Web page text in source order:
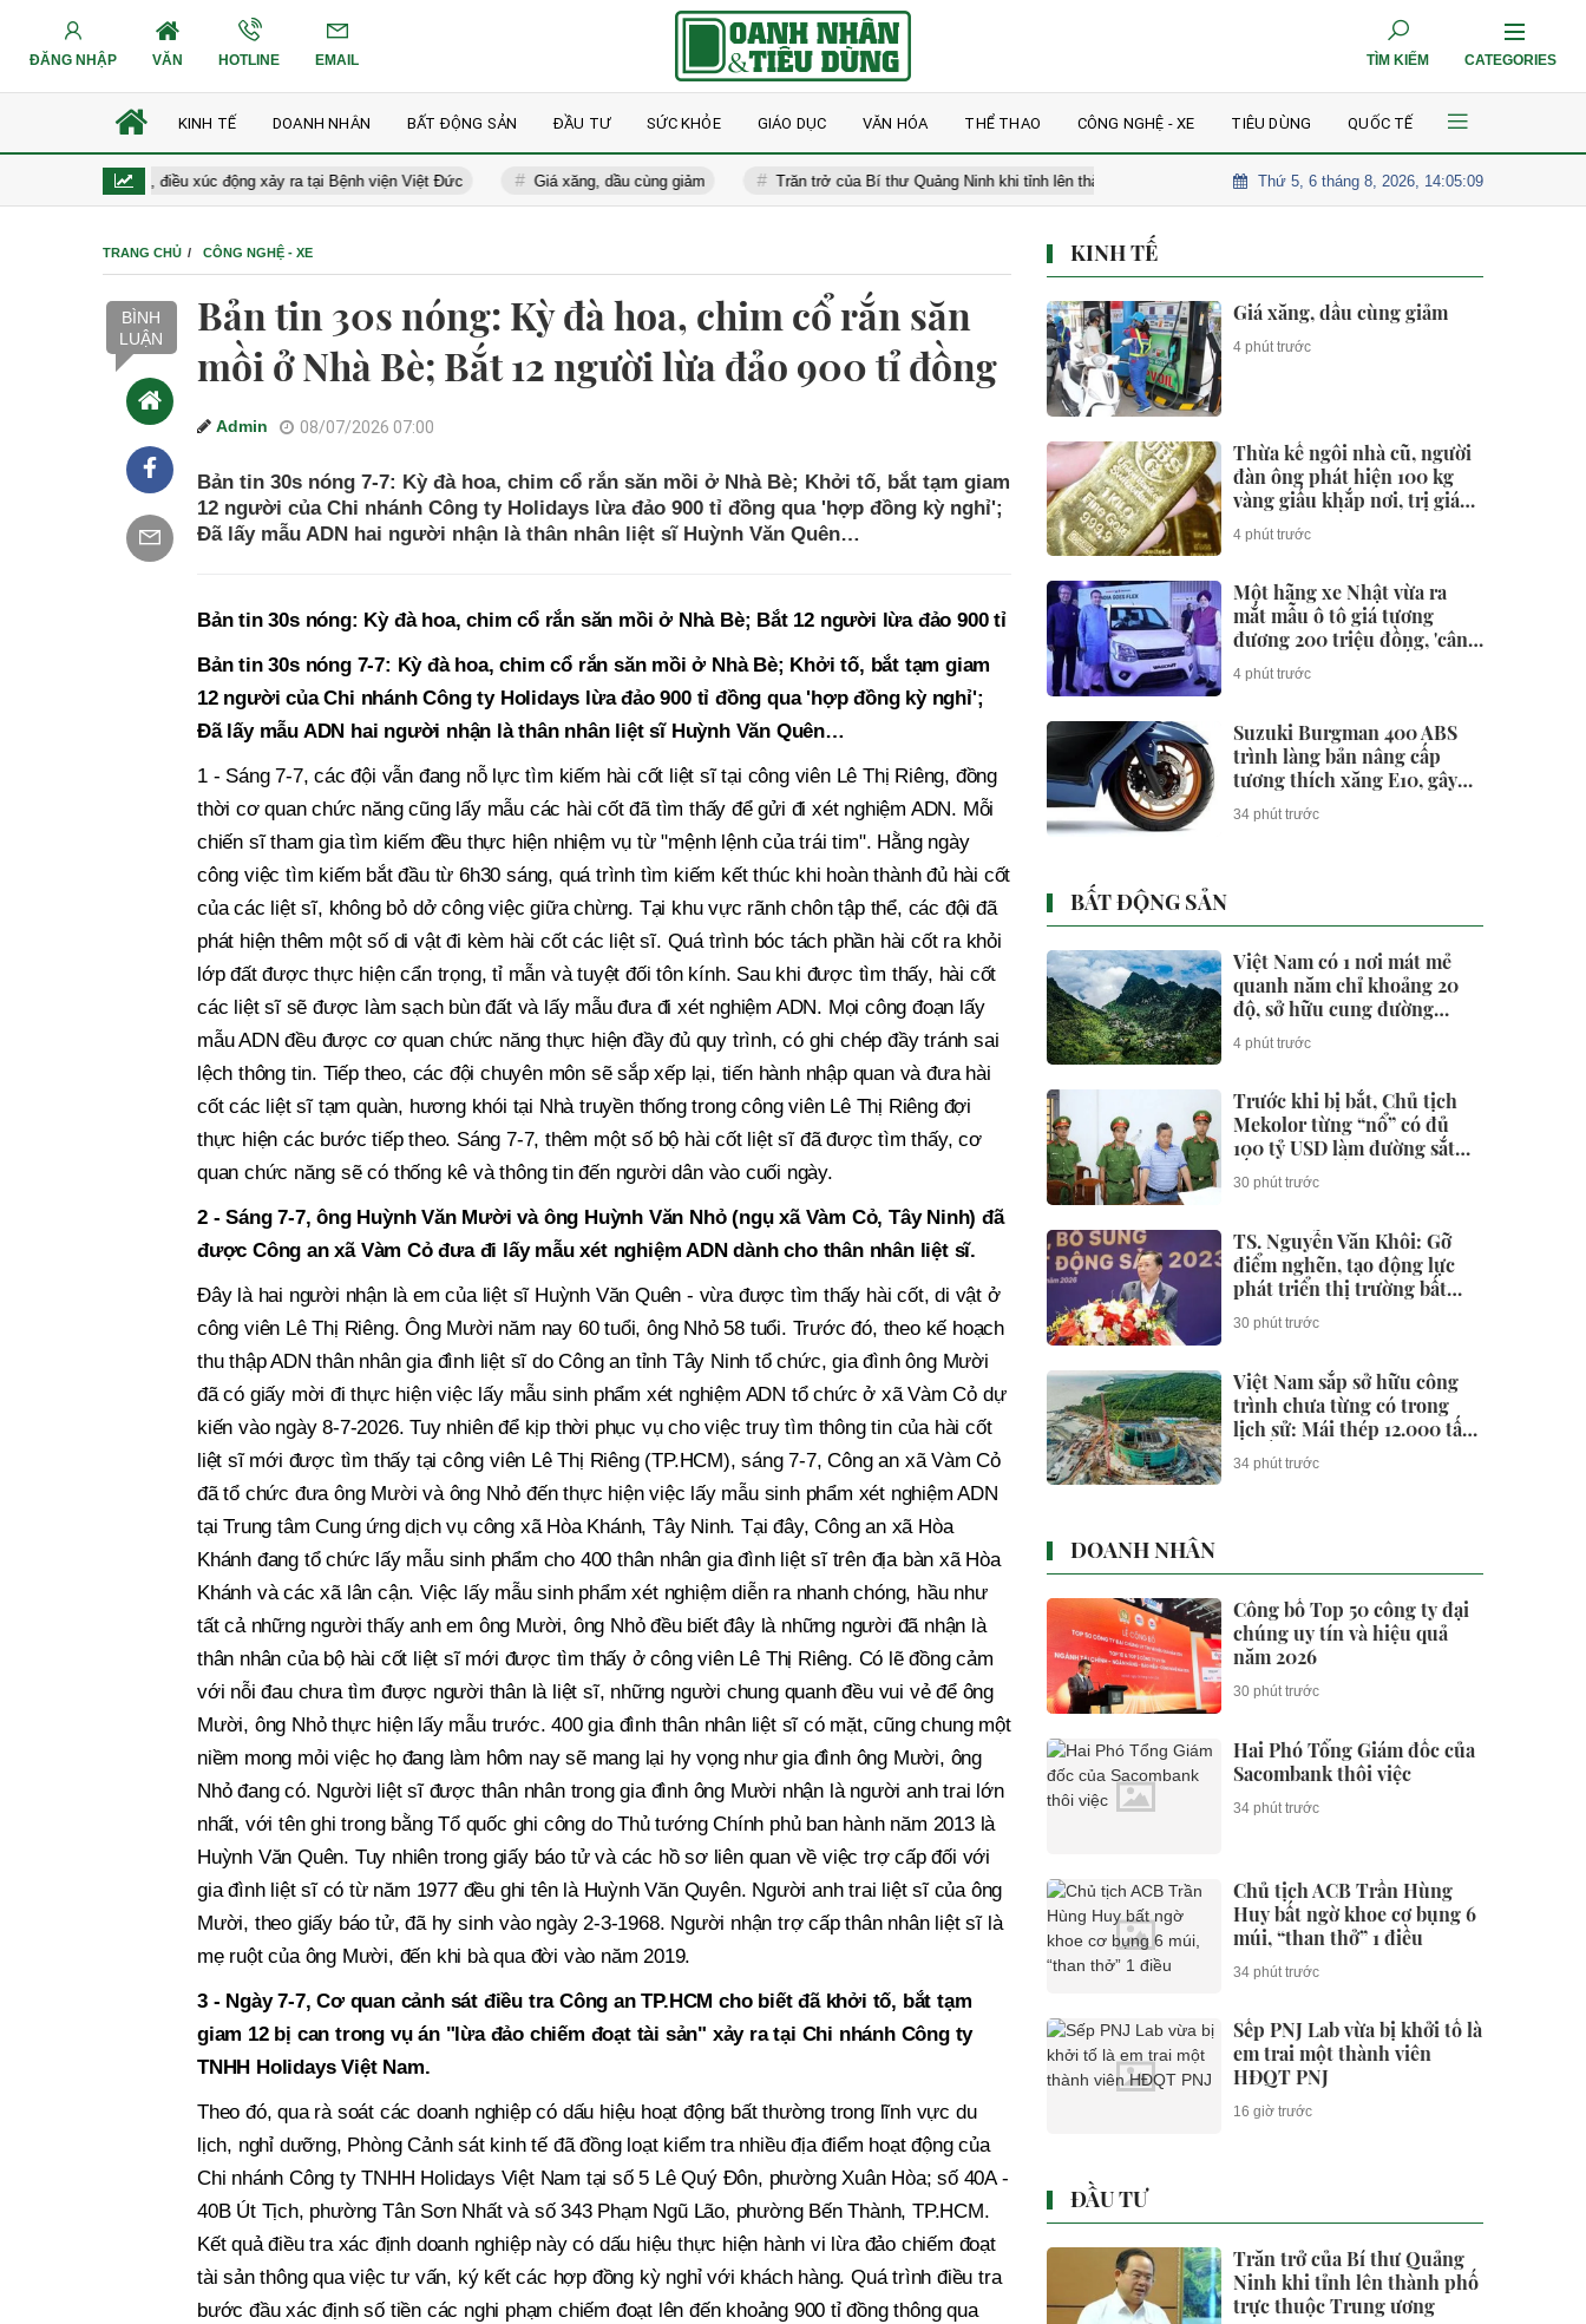
ĐĂNG NHẬP VĂN HOTLINE EMAIL TÌM KIẾM CATEGORIES
KINH TẾ DOANH NHÂN BẤT ĐỘNG SẢN ĐẦU TƯ SỨC KHỎE GIÁO DỤC VĂN HÓA THỂ THAO CÔNG NGHỆ - XE TIÊU DÙNG QUỐC TẾ
10 năm sau, điều xúc động xảy ra tại Bệnh viện Việt Đức Giá xăng, dầu cùng giảm Trăn trở của Bí thư Quảng Ninh khi tỉnh lên thành phố trực thuộc Trung ương AI được kỳ vọng trở thành động lực
Thứ 5, 6 tháng 8, 2026, 14:05:10
TRANG CHỦ CÔNG NGHỆ - XE
BÌNH
LUẬN
Bản tin 30s nóng: Kỳ đà hoa, chim cổ rắn săn
mồi ở Nhà Bè; Bắt 12 người lừa đảo 900 tỉ đồng
Admin 08/07/2026 07:00
Bản tin 30s nóng 7-7: Kỳ đà hoa, chim cổ rắn săn mồi ở Nhà Bè; Khởi tố, bắt tạm giam
12 người của Chi nhánh Công ty Holidays lừa đảo 900 tỉ đồng qua 'hợp đồng kỳ nghỉ';
Đã lấy mẫu ADN hai người nhận là thân nhân liệt sĩ Huỳnh Văn Quên…
Bản tin 30s nóng: Kỳ đà hoa, chim cổ rắn săn mồi ở Nhà Bè; Bắt 12 người lừa đảo 900 tỉ
Bản tin 30s nóng 7-7: Kỳ đà hoa, chim cổ rắn săn mồi ở Nhà Bè; Khởi tố, bắt tạm giam
12 người của Chi nhánh Công ty Holidays lừa đảo 900 tỉ đồng qua 'hợp đồng kỳ nghỉ';
Đã lấy mẫu ADN hai người nhận là thân nhân liệt sĩ Huỳnh Văn Quên…
1 - Sáng 7-7, các đội vẫn đang nỗ lực tìm kiếm hài cốt liệt sĩ tại công viên Lê Thị Riêng, đồng
thời cơ quan chức năng cũng lấy mẫu các hài cốt đã tìm thấy để gửi đi xét nghiệm ADN. Mỗi
chiến sĩ tham gia tìm kiếm đều thực hiện nhiệm vụ từ "mệnh lệnh của trái tim". Hằng ngày
công việc tìm kiếm bắt đầu từ 6h30 sáng, quá trình tìm kiếm kết thúc khi hoàn thành đủ hài cốt
của các liệt sĩ, không bỏ dở công việc giữa chừng. Tại khu vực rãnh chôn tập thể, các đội đã
phát hiện thêm một số di vật đi kèm hài cốt các liệt sĩ. Quá trình bóc tách phần hài cốt ra khỏi
lớp đất được thực hiện cẩn trọng, tỉ mẫn và tuyệt đối tôn kính. Sau khi được tìm thấy, hài cốt
các liệt sĩ sẽ được làm sạch bùn đất và lấy mẫu đưa đi xét nghiệm ADN. Mọi công đoạn lấy
mẫu ADN đều được cơ quan chức năng thực hiện đầy đủ quy trình, có ghi chép đầy tránh sai
lệch thông tin. Tiếp theo, các đội chuyên môn sẽ sắp xếp lại, tiến hành nhập quan và đưa hài
cốt các liệt sĩ tạm quàn, hương khói tại Nhà truyền thống trong công viên Lê Thị Riêng đợi
thực hiện các bước tiếp theo. Sáng 7-7, thêm một số bộ hài cốt liệt sĩ đã được tìm thấy, cơ
quan chức năng sẽ có thống kê và thông tin đến người dân vào cuối ngày.
2 - Sáng 7-7, ông Huỳnh Văn Mười và ông Huỳnh Văn Nhỏ (ngụ xã Vàm Cỏ, Tây Ninh) đã
được Công an xã Vàm Cỏ đưa đi lấy mẫu xét nghiệm ADN dành cho thân nhân liệt sĩ.
Đây là hai người nhận là em của liệt sĩ Huỳnh Văn Quên - vừa được tìm thấy hài cốt, di vật ở
công viên Lê Thị Riêng. Ông Mười năm nay 60 tuổi, ông Nhỏ 58 tuổi. Trước đó, theo kế hoạch
thu thập ADN thân nhân gia đình liệt sĩ do Công an tỉnh Tây Ninh tổ chức, gia đình ông Mười
đã có giấy mời đi thực hiện việc lấy mẫu sinh phẩm xét nghiệm ADN tổ chức ở xã Vàm Cỏ dự
kiến vào ngày 8-7-2026. Tuy nhiên để kịp thời phục vụ cho việc truy tìm thông tin của hài cốt
liệt sĩ mới được tìm thấy tại công viên Lê Thị Riêng (TP.HCM), sáng 7-7, Công an xã Vàm Cỏ
đã tổ chức đưa ông Mười và ông Nhỏ đến thực hiện việc lấy mẫu sinh phẩm xét nghiệm ADN
tại Trung tâm Cung ứng dịch vụ công xã Hòa Khánh, Tây Ninh. Tại đây, Công an xã Hòa
Khánh đang tổ chức lấy mẫu sinh phẩm cho 400 thân nhân gia đình liệt sĩ trên địa bàn xã Hòa
Khánh và các xã lân cận. Việc lấy mẫu sinh phẩm xét nghiệm diễn ra nhanh chóng, hầu như
tất cả những người thấy anh em ông Mười, ông Nhỏ đều biết đây là những người đã nhận là
thân nhân của bộ hài cốt liệt sĩ mới được tìm thấy ở công viên Lê Thị Riêng. Có lẽ đồng cảm
với nỗi đau chưa tìm được người thân là liệt sĩ, những người chung quanh đều vui vẻ để ông
Mười, ông Nhỏ thực hiện lấy mẫu trước. 400 gia đình thân nhân liệt sĩ có mặt, cũng chung một
niềm mong mỏi việc họ đang làm hôm nay sẽ mang lại hy vọng như gia đình ông Mười, ông
Nhỏ đang có. Người liệt sĩ được thân nhân trong gia đình ông Mười nhận là người anh trai lớn
nhất, với tên ghi trong bằng Tổ quốc ghi công do Thủ tướng Chính phủ ban hành năm 2013 là
Huỳnh Văn Quên. Tuy nhiên trong giấy báo tử và các hồ sơ liên quan về việc trợ cấp đối với
gia đình liệt sĩ có từ năm 1977 đều ghi tên là Huỳnh Văn Quyên. Người anh trai liệt sĩ của ông
Mười, theo giấy báo tử, đã hy sinh vào ngày 2-3-1968. Người nhận trợ cấp thân nhân liệt sĩ là
mẹ ruột của ông Mười, đến khi bà qua đời vào năm 2019.
3 - Ngày 7-7, Cơ quan cảnh sát điều tra Công an TP.HCM cho biết đã khởi tố, bắt tạm
giam 12 bị can trong vụ án "lừa đảo chiếm đoạt tài sản" xảy ra tại Chi nhánh Công ty
TNHH Holidays Việt Nam.
Theo đó, qua rà soát các doanh nghiệp có dấu hiệu hoạt động bất thường trong lĩnh vực du
lịch, nghỉ dưỡng, Phòng Cảnh sát kinh tế đã đồng loạt kiểm tra nhiều địa điểm hoạt động của
Chi nhánh Công ty TNHH Holidays Việt Nam tại số 5 Lê Quý Đôn, phường Xuân Hòa; số 40A -
40B Út Tịch, phường Tân Sơn Nhất và số 343 Phạm Ngũ Lão, phường Bến Thành, TP.HCM.
Kết quả điều tra xác định doanh nghiệp này có dấu hiệu thực hiện hành vi lừa đảo chiếm đoạt
tài sản thông qua việc tư vấn, ký kết các hợp đồng kỳ nghỉ với khách hàng. Quá trình điều tra
bước đầu xác định số tiền các nghi phạm chiếm đoạt lên đến khoảng 900 tỉ đồng thông qua
KINH TẾ
Giá xăng, dầu cùng giảm
4 phút trước
Thừa kế ngôi nhà cũ, người
đàn ông phát hiện 100 kg
vàng giấu khắp nơi, trị giá
hơn 105 tỷ đồng
4 phút trước
Một hãng xe Nhật vừa ra
mắt mẫu ô tô giá tương
đương 200 triệu đồng, 'cân'
được xăng từ E20 đến E100
4 phút trước
Suzuki Burgman 400 ABS
trình làng bản nâng cấp
tương thích xăng E10, gây
sức ép lên Honda SH350i và
Yamaha XMAX 300
34 phút trước
BẤT ĐỘNG SẢN
Việt Nam có 1 nơi mát mẻ
quanh năm chỉ khoảng 20
độ, sở hữu cung đường
thuộc nhóm "tứ đại đỉnh
đèo", được Oscar du lịch
4 phút trước
Trước khi bị bắt, Chủ tịch
Mekolor từng “nổ” có đủ
100 tỷ USD làm đường sắt
tốc độ cao Bắc - Nam như
thế nào?
30 phút trước
TS. Nguyễn Văn Khôi: Gỡ
điểm nghẽn, tạo động lực
phát triển thị trường bất
động sản
30 phút trước
Việt Nam sắp sở hữu công
trình chưa từng có trong
lịch sử: Mái thép 12.000 tấn
đã lắp đủ nhịp, nơi lớn hơn
địa điểm trao giải Oscar
34 phút trước
DOANH NHÂN
Công bố Top 50 công ty đại
chúng uy tín và hiệu quả
năm 2026
30 phút trước
Hai Phó Tổng Giám đốc của
Sacombank thôi việc
34 phút trước
Chủ tịch ACB Trần Hùng
Huy bất ngờ khoe cơ bụng 6
múi, “than thở” 1 điều
34 phút trước
Sếp PNJ Lab vừa bị khởi tố là
em trai một thành viên
HĐQT PNJ
16 giờ trước
ĐẦU TƯ
Trăn trở của Bí thư Quảng
Ninh khi tỉnh lên thành phố
trực thuộc Trung ương